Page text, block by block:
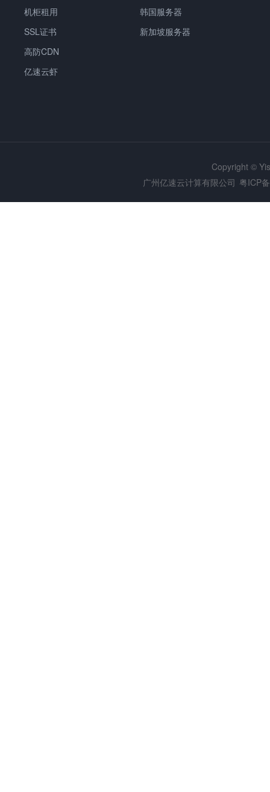
机柜租用
SSL证书
高防CDN
亿速云虾
韩国服务器
新加坡服务器
Copyright ©
广州亿速云计算有限公司 粤ICP